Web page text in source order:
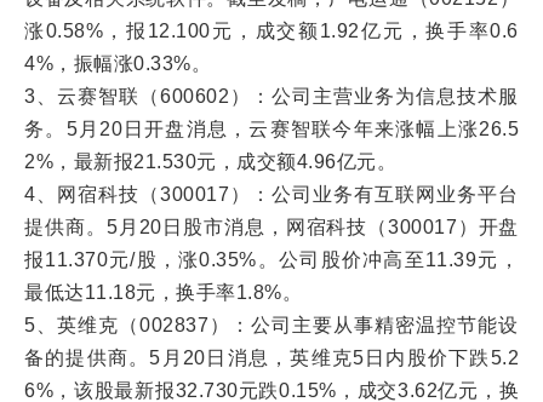
涨0.58%，报12.100元，成交额1.92亿元，换手率0.6
4%，振幅涨0.33%。
3、云赛智联（600602）：公司主营业务为信息技术服
务。5月20日开盘消息，云赛智联今年来涨幅上涨26.5
2%，最新报21.530元，成交额4.96亿元。
4、网宿科技（300017）：公司业务有互联网业务平台
提供商。5月20日股市消息，网宿科技（300017）开盘
报11.370元/股，涨0.35%。公司股价冲高至11.39元，
最低达11.18元，换手率1.8%。
5、英维克（002837）：公司主要从事精密温控节能设
备的提供商。5月20日消息，英维克5日内股价下跌5.2
6%，该股最新报32.730元跌0.15%，成交3.62亿元，换